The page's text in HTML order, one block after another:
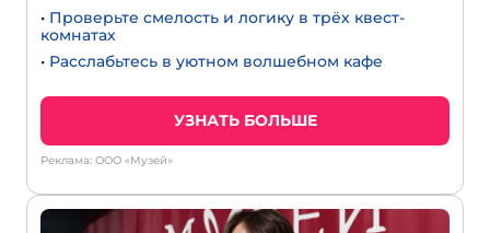
• Проверьте смелость и логику в трёх квест-
комнатах
• Расслабьтесь в уютном волшебном кафе
УЗНАТЬ БОЛЬШЕ
Реклама: ООО «Музей»